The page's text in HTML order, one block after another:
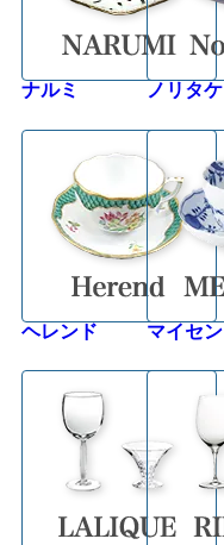
ナルミ ノリタケ
ヘレンド マイセン